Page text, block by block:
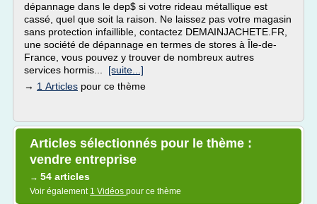
dépannage dans le dep$ si votre rideau métallique est
cassé, quel que soit la raison. Ne laissez pas votre magasin
sans protection infaillible, contactez DEMAINJACHETE.FR,
une société de dépannage en termes de stores à Île-de-
France, vous pouvez y trouver de nombreux autres
services hormis... [suite...]
→ 1 Articles pour ce thème
Articles sélectionnés pour le thème :
vendre entreprise
→ 54 articles
Voir également 1 Vidéos pour ce thème